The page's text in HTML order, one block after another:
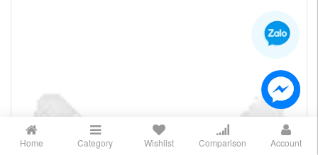
Home Category Wishlist Comparison Account